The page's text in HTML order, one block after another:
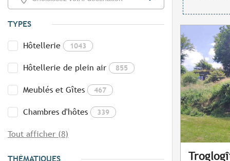
TYPES
Hôtellerie 1043
Hôtellerie de plein air 855
Meublés et Gîtes 467
Chambres d'hôtes 339
Tout afficher (8)
THÉMATIQUES